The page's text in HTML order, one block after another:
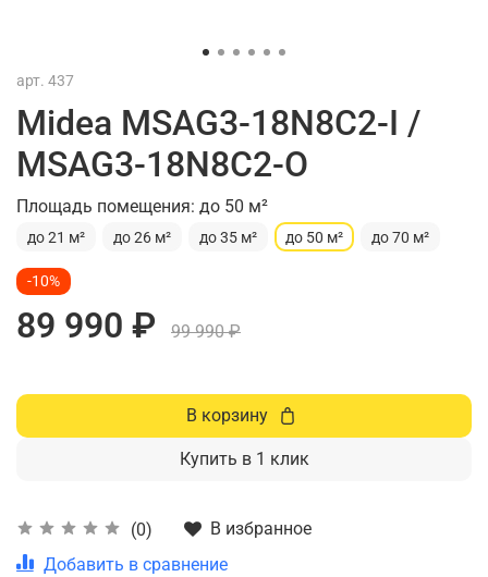
арт. 437
Midea MSAG3-18N8C2-I /
MSAG3-18N8C2-O
Площадь помещения: до 50 м²
до 21 м² до 26 м² до 35 м² до 50 м² до 70 м²
(0)
В избранное
Добавить в сравнение
-10%
89 990 ₽ 99 990 ₽
В корзину
Купить в 1 клик